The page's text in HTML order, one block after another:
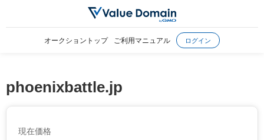
オークショントップ ご利用マニュアル ログイン
phoenixbattle.jp
現在価格